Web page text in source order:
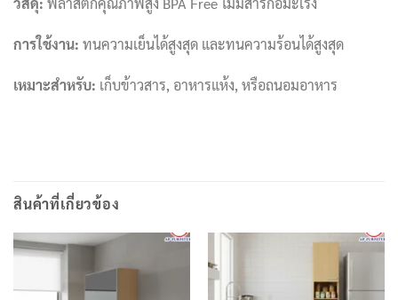
การใช้งาน: ทนความเย็นได้สูงสุด และทนความร้อนได้สูงสุด
เหมาะสำหรับ: เก็บข้าวสาร, อาหารแห้ง, หรือถนอมอาหาร
สินค้าที่เกี่ยวข้อง